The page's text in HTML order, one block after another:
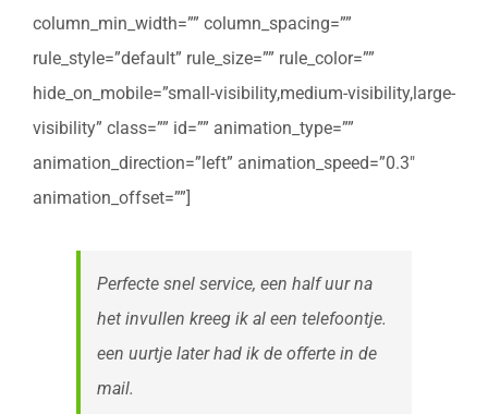
column_min_width=”” column_spacing=””
rule_style=”default” rule_size=”” rule_color=””
hide_on_mobile=”small-visibility,medium-visibility,large-
visibility” class=”” id=”” animation_type=””
animation_direction=”left” animation_speed=”0.3″
animation_offset=””]
Perfecte snel service, een half uur na
het invullen kreeg ik al een telefoontje.
een uurtje later had ik de offerte in de
mail.